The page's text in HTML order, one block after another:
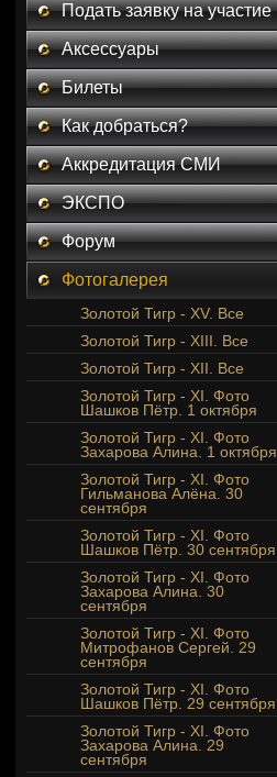
Подать заявку на участие
Аксессуары
Билеты
Как добраться?
Аккредитация СМИ
ЭКСПО
Форум
Фотогалерея
Золотой Тигр - XV. Все
Золотой Тигр - XIII. Все
Золотой Тигр - XII. Все
Золотой Тигр - XI. Фото
Шашков Пётр. 1 октября
Золотой Тигр - XI. Фото
Захарова Алина. 1 октября
Золотой Тигр - XI. Фото
Гильманова Алёна. 30
сентября
Золотой Тигр - XI. Фото
Шашков Пётр. 30 сентября
Золотой Тигр - XI. Фото
Захарова Алина. 30
сентября
Золотой Тигр - XI. Фото
Митрофанов Сергей. 29
сентября
Золотой Тигр - XI. Фото
Шашков Пётр. 29 сентября
Золотой Тигр - XI. Фото
Захарова Алина. 29
сентября